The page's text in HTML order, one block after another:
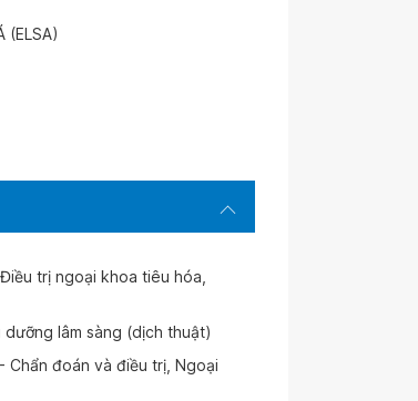
(ELSA)
trị ngoại khoa tiêu hóa,
lâm sàng (dịch thuật)
Chẩn đoán và điều trị, Ngoại